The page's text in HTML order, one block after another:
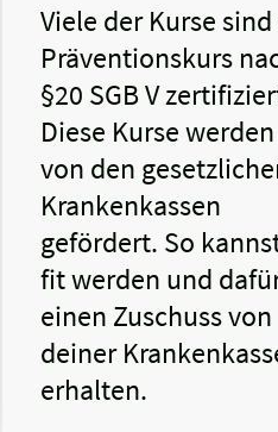
Viele der Kurse
Präventionskurs
§20 SGB V
Diese Kurse werden
von den
Krankenkassen
gefördert. So
fit werden und
einen Zuschuss von
deiner
erhalten.